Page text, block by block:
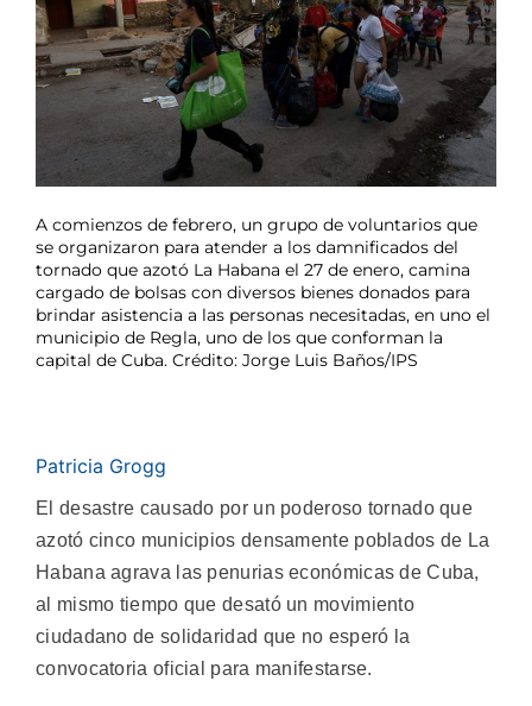
A comienzos de febrero, un grupo de voluntarios que
se organizaron para atender a los damnificados del
tornado que azotó La Habana el 27 de enero, camina
cargado de bolsas con diversos bienes donados para
brindar asistencia a las personas necesitadas, en uno el
municipio de Regla, uno de los que conforman la
capital de Cuba. Crédito: Jorge Luis Baños/IPS
Patricia Grogg
El desastre causado por un poderoso tornado que
azotó cinco municipios densamente poblados de La
Habana agrava las penurias económicas de Cuba,
al mismo tiempo que desató un movimiento
ciudadano de solidaridad que no esperó la
convocatoria oficial para manifestarse.